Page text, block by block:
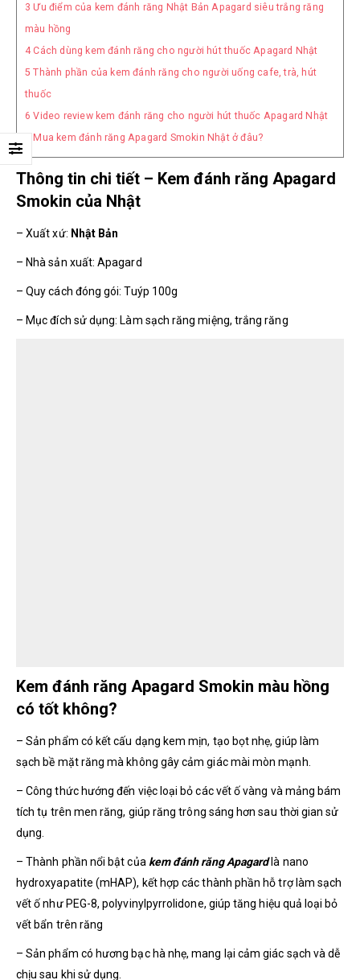
3 Ưu điểm của kem đánh răng Nhật Bản Apagard siêu trắng răng
màu hồng
4Cách dùng kem đánh răng cho người hút thuốc Apagard Nhật
5 Thành phần của kem đánh răng cho người uống cafe, trà, hút
thuốc
6 Video review kem đánh răng cho người hút thuốc Apagard Nhật
Mua kem đánh răng Apagard Smokin Nhật ở đâu?
Thông tin chi tiết – Kem đánh răng Apagard
Smokin của Nhật
– Xuất xứ: Nhật Bản
– Nhà sản xuất: Apagard
– Quy cách đóng gói: Tuýp 100g
– Mục đích sử dụng: Làm sạch răng miệng, trắng răng
Kem đánh răng Apagard Smokin màu hồng
có tốt không?
– Sản phẩm có kết cấu dạng kem mịn, tạo bọt nhẹ, giúp làm
sạch bề mặt răng mà không gây cảm giác mài mòn mạnh.
– Công thức hướng đến việc loại bỏ các vết ố vàng và mảng bám
tích tụ trên men răng, giúp răng trông sáng hơn sau thời gian sử
dụng.
– Thành phần nổi bật của kem đánh răng Apagardlà nano
hydroxyapatite (mHAP), kết hợp các thành phần hỗ trợ làm sạch
vết ố như PEG-8, polyvinylpyrrolidone, giúp tăng hiệu quả loại bỏ
vết bẩn trên răng
– Sản phẩm có hương bạc hà nhẹ, mang lại cảm giác sạch và dễ
chịu sau khi sử dụng.